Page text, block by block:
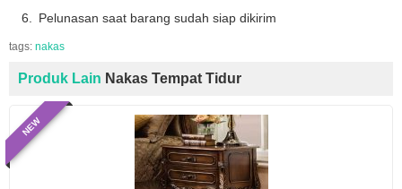
Pelunasan saat barang sudah siap dikirim
tags: nakas
Produk Lain Nakas Tempat Tidur
NEW